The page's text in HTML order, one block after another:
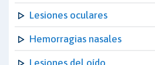
Lesiones oculares
Hemorragias nasales
Lesiones del oído